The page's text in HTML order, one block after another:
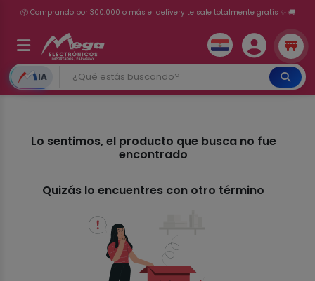
📦 Comprando por 300.000 o más el delivery te sale totalmente gratis ✨ 🚚
💳 ¡HASTA 24 CUOTAS SIN INTERÉS con tarjetas adheridas!
IA
Lo sentimos, el producto que busca no fue
encontrado
Quizás lo encuentres con otro término